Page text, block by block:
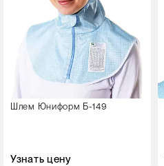
Шлем Юниформ Б-149
Узнать цену